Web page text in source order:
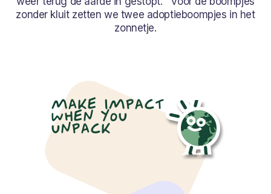
zonder kluit zetten we twee adoptieboompjes in het
zonnetje.
MAKE IMPACT
WHEN YOU
UNPACK